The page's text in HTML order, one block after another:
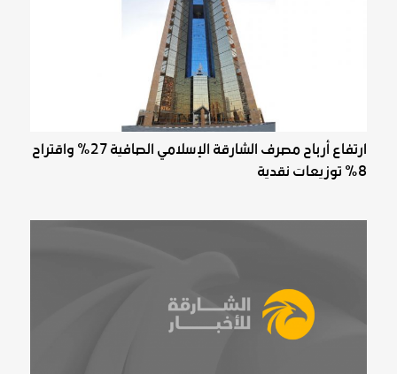
ارتفاع أرباح مصرف الشارقة الإسلامي الصافية 27% واقتراح
8% توزيعات نقدية